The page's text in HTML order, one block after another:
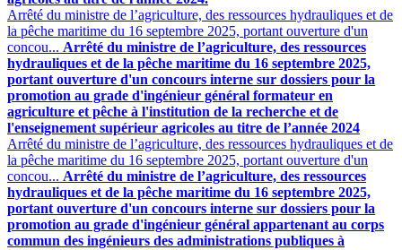
Arrêté du ministre de l’agriculture, des ressources hydrauliques et de
la pêche maritime du 16 septembre 2025, portant ouverture d'un
concou... Arrêté du ministre de l’agriculture, des ressources
hydrauliques et de la pêche maritime du 16 septembre 2025,
portant ouverture d'un concours interne sur dossiers pour la
promotion au grade d'ingénieur général formateur en
agriculture et pêche à l'institution de la recherche et de
l'enseignement supérieur agricoles au titre de l’année 2024
Arrêté du ministre de l’agriculture, des ressources hydrauliques et de
la pêche maritime du 16 septembre 2025, portant ouverture d'un
concou... Arrêté du ministre de l’agriculture, des ressources
hydrauliques et de la pêche maritime du 16 septembre 2025,
portant ouverture d'un concours interne sur dossiers pour la
promotion au grade d'ingénieur général appartenant au corps
commun des ingénieurs des administrations publiques à